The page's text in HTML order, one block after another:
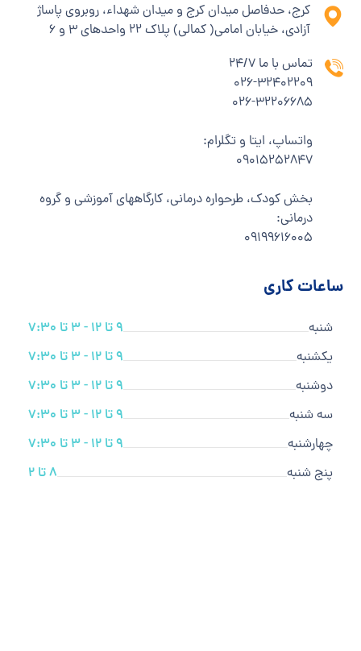
کرج، حدفاصل میدان کرج و میدان شهداء، روبروی پاساژ
آزادی، خیابان امامی( کمالی) پلاک ۲۲ واحدهای ۳ و ۶
تماس با ما 24/7
۰۲۶-۳۲۴۰۲۲۰۹
۰۲۶-۳۲۲۰۶۶۸۵
واتساپ، ایتا و تگلرام:
۰۹۰۱۵۲۵۲۸۴۷
بخش کودک، طرحواره درمانی، کارگاههای آموزشی و گروه
درمانی:
۰۹۱۹۹۶۱۶۰۰۵
ساعات کاری
شنبه
9 تا 12 - 3 تا 7:30
یکشنبه
9 تا 12 - 3 تا 7:30
دوشنبه
9 تا 12 - 3 تا 7:30
سه شنبه
9 تا 12 - 3 تا 7:30
چهارشنبه
9 تا 12 - 3 تا 7:30
پنج شنبه
8 تا 2